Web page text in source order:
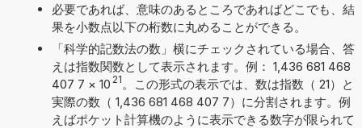
必要であれば、意味のあるところであればどこでも、結
果を小数点以下の桁数に丸めることができる。
「科学的記数法の数」横にチェックされている場合、答
えは指数関数として表示されます。例： 1,436 681 468
407 7 × 10 21 。この形式の表示では、数は指数（ 21）と
実際の数（ 1,436 681 468 407 7）に分割されます。例
えばポケット計算機のように表示できる数字が限られて